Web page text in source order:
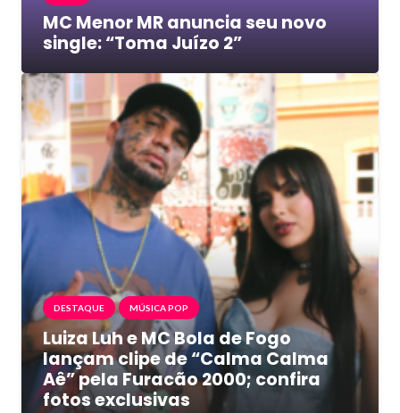
MC Menor MR anuncia seu novo
single: “Toma Juízo 2”
DESTAQUE MÚSICA POP
Luiza Luh e MC Bola de Fogo
lançam clipe de “Calma Calma
Aê” pela Furacão 2000; confira
fotos exclusivas